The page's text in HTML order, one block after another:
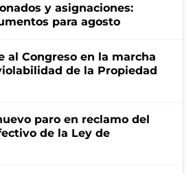
y asignaciones:
para agosto
al Congreso en la marcha
de la Propiedad
paro en reclamo del
de la Ley de